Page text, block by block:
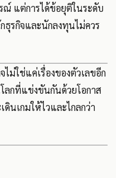
ณ์ แต่การได้ข้อยุติในระดับ
รกิจและนักลงทุนไม่ควร
ม่ใช่แค่เรื่องของตัวเลขอีก
ลกที่แข่งขันกันด้วยโอกาส
นเกมให้ไวและไกลกว่า